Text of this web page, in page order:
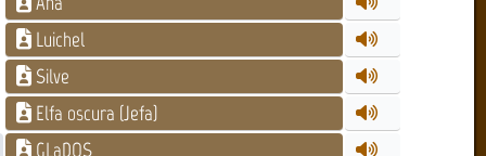
Luichel
Silve
Elfa oscura (Jefa)
GLaDOS